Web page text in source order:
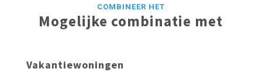
COMBINEER HET
Mogelijke combinatie met
Vakantiewoningen